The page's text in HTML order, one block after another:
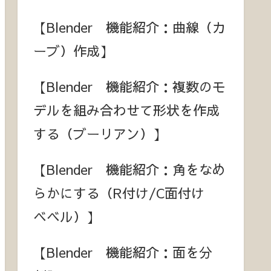
【Blender 機能紹介：曲線（カ
ーブ）作成】
【Blender 機能紹介：複数のモ
デルを組み合わせて形状を作成
する（ブーリアン）】
【Blender 機能紹介：角をなめ
らかにする（R付け/C面付け
ベベル）】
【Blender 機能紹介：面を分